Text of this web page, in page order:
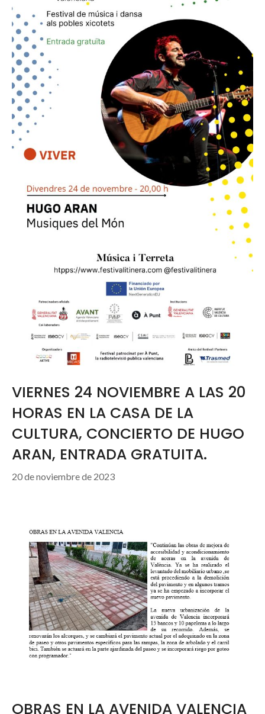
VIERNES 24 NOVIEMBRE A LAS 20
HORAS EN LA CASA DE LA
CULTURA, CONCIERTO DE HUGO
ARAN, ENTRADA GRATUITA.
20 de noviembre de 2023
OBRAS EN LA AVENIDA VALENCIA